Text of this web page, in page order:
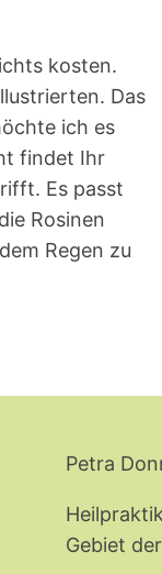
kosten.
Das
ich es
findet Ihr
Es passt
Rosinen
Regen zu
Petra
Gebiet